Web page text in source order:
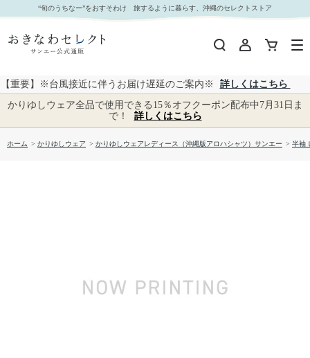
【送料無料】琉球びんがた－壱柄 かりゆしウェア GTB21043S L｜おきなわセレクト サンエー
公式通販
“旬のうちなー”をおすそわけ 旅するように暮らす、沖縄のセレクトストア
【重要】※台風接近に伴うお届け遅延のご案内※
詳しくはこちら
かりゆしウェア全品で使用できる15％オフクーポン配布中7月31日ま
で！
詳しくはこちら
ホーム > かりゆしウェア > かりゆしウェアレディース（沖縄版アロハシャツ）サンエー > 半袖